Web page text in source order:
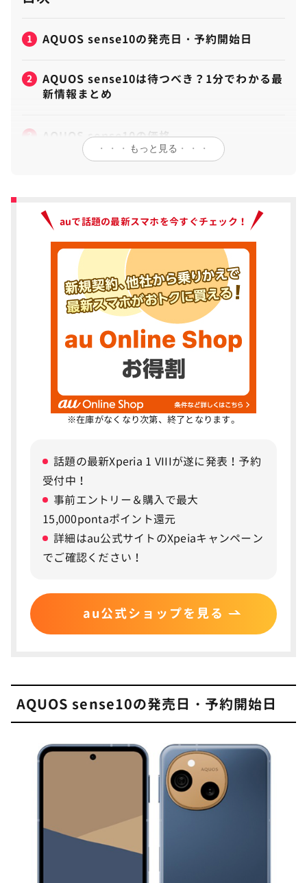
1 AQUOS sense10の発売日・予約開始日
2
AQUOS sense10は待つべき？1分でわかる最
新情報まとめ
3 AQUOS sense10の価格
私のセンス、新登場キャンペーン
7s Gen3 Mobile Platformを搭載
AQUOS sense9からの進化ポイント
AQUOS sense10のデザインはシンプルでス
タイリッシュ
AQUOS sense9からの進化ポイント｜カラーとカメ
AQUOS sense10のカメラは5,030万画素のデ
ュアルレンズ
AQUOS sense10のカメラは5,030万画素のデュア
ルレンズ
AQUOS sense10のディスプレイは6.1インチ
とコンパクト
AQUOS sense10のディスプレイは6.1インチと小型
AQUOS sense9からの進化ポイント
8 AQUOS sense10のバッテリー
バッテリー性能は変わらず、ワイヤレス充電は非対
10 AQUOS sense10のその他変更ポイントを解
AQUOS sense10のメリット・デメリット
AQUOS sense10に関するよくある質問
AQUOS senseシリーズとは？
AQUOS sense10の防水性能は？
・・・ もっと見る ・・・
auで話題の最新スマホを今すぐチェック！
※在庫がなくなり次第、終了となります。
話題の最新Xperia 1 VIIIが遂に発表！予約
受付中！
事前エントリー＆購入で最大
15,000pontaポイント還元
詳細はau公式サイトのXpeiaキャンペーン
でご確認ください！
au公式ショップを見る
AQUOS sense10の発売日・予約開始日